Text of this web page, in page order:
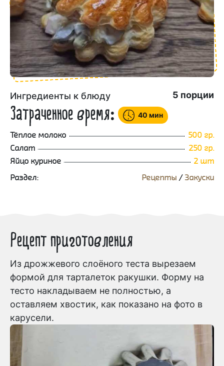
Ингредиенты к блюду 5 порции
Затраченное время: 40 мин
Тёплое молоко
500 гр.
Салат
250 гр.
Яйцо куриное
2 шт
Раздел:
Рецепты / Закуски
Рецепт приготовления
Из дрожжевого слоёного теста вырезаем
формой для тарталеток ракушки. Форму на
тесто накладываем не полностью, а
оставляем хвостик, как показано на фото в
карусели.